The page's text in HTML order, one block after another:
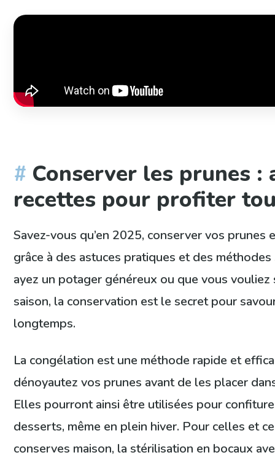
Conserver les prunes :
recettes pour profiter
Savez-vous qu’en 2025, conserver vos
grâce à des astuces pratiques et des
ayez un potager généreux ou que vous
saison, la conservation est le secret pour
longtemps.
La congélation est une méthode rapide et
dénoyautez vos prunes avant de les placer
Elles pourront ainsi être utilisées pour
desserts, même en plein hiver. Pour celles et
conserves maison, la stérilisation en bocaux